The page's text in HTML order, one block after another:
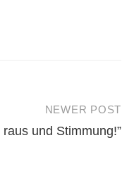
NEWER POST
raus und Stimmung!”